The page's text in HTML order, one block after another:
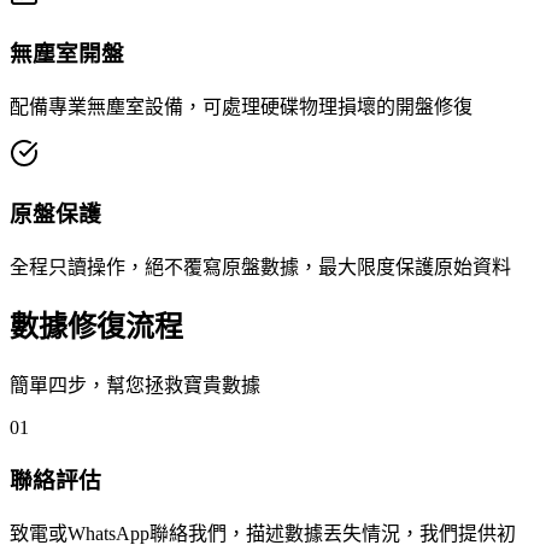
無塵室開盤
配備專業無塵室設備，可處理硬碟物理損壞的開盤修復
原盤保護
全程只讀操作，絕不覆寫原盤數據，最大限度保護原始資料
數據修復流程
簡單四步，幫您拯救寶貴數據
01
聯絡評估
致電或WhatsApp聯絡我們，描述數據丟失情況，我們提供初